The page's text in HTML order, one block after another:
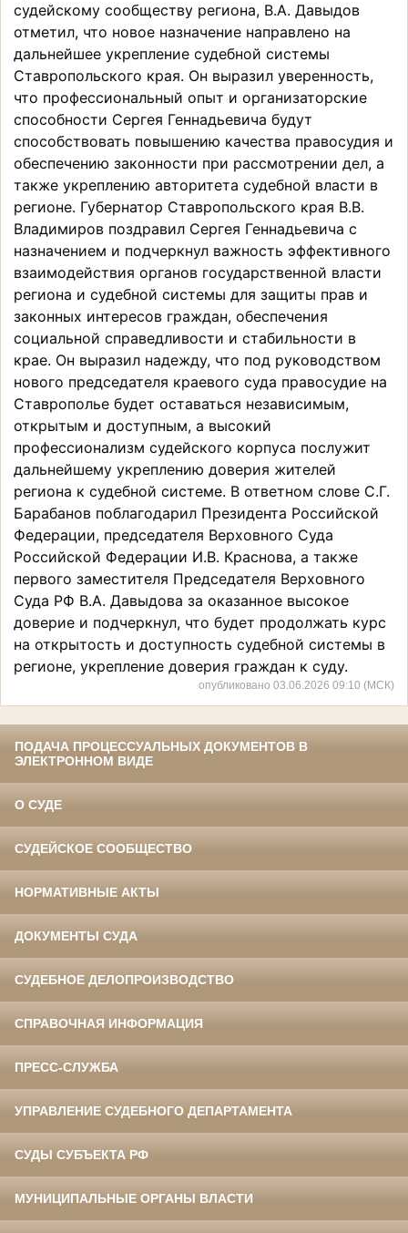
судейскому сообществу региона, В.А. Давыдов
отметил, что новое назначение направлено на
дальнейшее укрепление судебной системы
Ставропольского края. Он выразил уверенность,
что профессиональный опыт и организаторские
способности Сергея Геннадьевича будут
способствовать повышению качества правосудия и
обеспечению законности при рассмотрении дел, а
также укреплению авторитета судебной власти в
регионе. Губернатор Ставропольского края В.В.
Владимиров поздравил Сергея Геннадьевича с
назначением и подчеркнул важность эффективного
взаимодействия органов государственной власти
региона и судебной системы для защиты прав и
законных интересов граждан, обеспечения
социальной справедливости и стабильности в
крае. Он выразил надежду, что под руководством
нового председателя краевого суда правосудие на
Ставрополье будет оставаться независимым,
открытым и доступным, а высокий
профессионализм судейского корпуса послужит
дальнейшему укреплению доверия жителей
региона к судебной системе. В ответном слове С.Г.
Барабанов поблагодарил Президента Российской
Федерации, председателя Верховного Суда
Российской Федерации И.В. Краснова, а также
первого заместителя Председателя Верховного
Суда РФ В.А. Давыдова за оказанное высокое
доверие и подчеркнул, что будет продолжать курс
на открытость и доступность судебной системы в
регионе, укрепление доверия граждан к суду.
опубликовано 03.06.2026 09:10 (МСК)
ПОДАЧА ПРОЦЕССУАЛЬНЫХ ДОКУМЕНТОВ В
ЭЛЕКТРОННОМ ВИДЕ
О СУДЕ
СУДЕЙСКОЕ СООБЩЕСТВО
НОРМАТИВНЫЕ АКТЫ
ДОКУМЕНТЫ СУДА
СУДЕБНОЕ ДЕЛОПРОИЗВОДСТВО
СПРАВОЧНАЯ ИНФОРМАЦИЯ
ПРЕСС-СЛУЖБА
УПРАВЛЕНИЕ СУДЕБНОГО ДЕПАРТАМЕНТА
СУДЫ СУБЪЕКТА РФ
МУНИЦИПАЛЬНЫЕ ОРГАНЫ ВЛАСТИ